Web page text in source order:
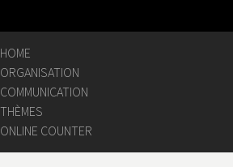
HOME
ORGANISATION
COMMUNICATION
THÈMES
ONLINE COUNTER